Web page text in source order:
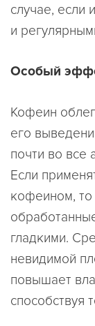
случае, если
и
Особый
Кофеин
его
почти во все
Если
кофеином,
гладкими.
невидимой
повышает